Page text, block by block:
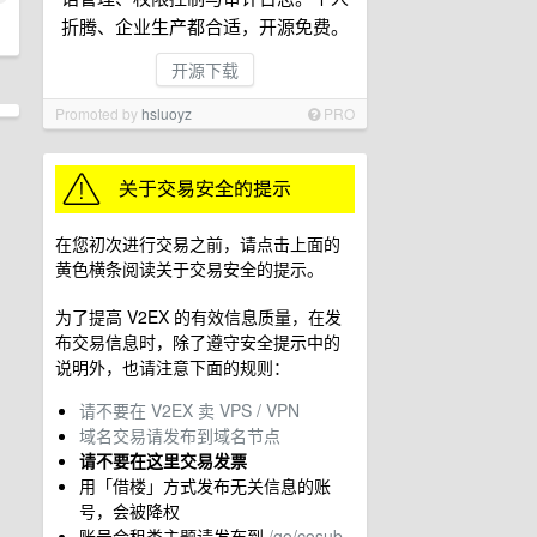
折腾、企业生产都合适，开源免费。
开源下载
Promoted by hsluoyz PRO
在您初次进行交易之前，请点击上面的
黄色横条阅读关于交易安全的提示。
为了提高 V2EX 的有效信息质量，在发
布交易信息时，除了遵守安全提示中的
说明外，也请注意下面的规则：
请不要在 V2EX 卖 VPS / VPN
域名交易请发布到域名节点
请不要在这里交易发票
用「借楼」方式发布无关信息的账
号，会被降权